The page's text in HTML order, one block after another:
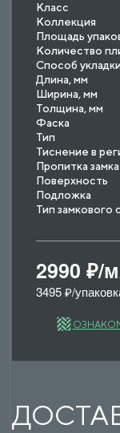
Класс
Коллекция
Площадь
Количество
Способ укладки
Длина, мм
Ширина, мм
Толщина, мм
Фаска
Тип
Тиснение в
Пропитка замка
Поверхность
Подложка
Тип замкового
2990 ₽/
3495 ₽/